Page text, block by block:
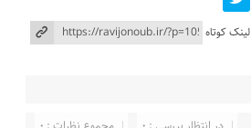
لینک کوتاه